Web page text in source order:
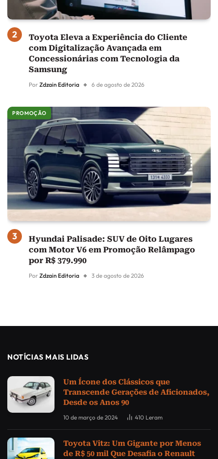
Toyota Eleva a Experiência do Cliente
com Digitalização Avançada em
Concessionárias com Tecnologia da
Samsung
Por Zdzain Editoria 6 de agosto de 2026
PROMOÇÃO
Hyundai Palisade: SUV de Oito Lugares
com Motor V6 em Promoção Relâmpago
por R$ 379.990
Por Zdzain Editoria 3 de agosto de 2026
NOTÍCIAS MAIS LIDAS
Um Ícone dos Clássicos que
Transcende Gerações de Aficionados,
Desde os Anos 90
10 de março de 2024 410 Leram
Toyota Vitz: Um Gigante por Menos
de R$ 50 mil Que Desafia o Renault